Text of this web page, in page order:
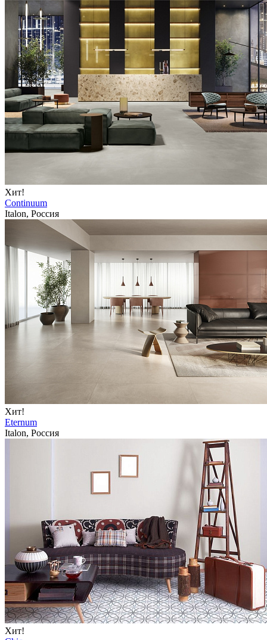
Хит!
Continuum
Italon, Россия
Хит!
Eternum
Italon, Россия
Хит!